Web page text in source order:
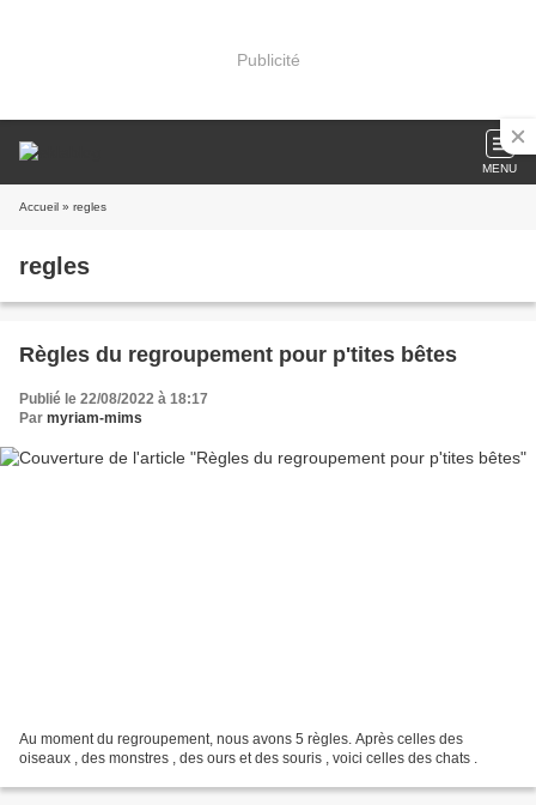
Publicité
MENU
Accueil » regles
regles
Règles du regroupement pour p'tites bêtes
Publié le 22/08/2022 à 18:17
Par myriam-mims
Au moment du regroupement, nous avons 5 règles. Après celles des
oiseaux , des monstres , des ours et des souris , voici celles des chats .